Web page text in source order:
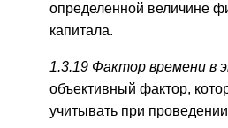
определенной величине
капитала.
1.3.19 Фактор времени в
объективный фактор,
учитывать при